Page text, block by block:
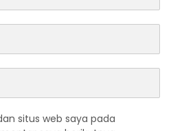
situs web saya pada